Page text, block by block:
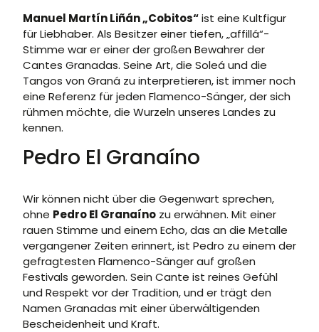
Manuel Martín Liñán „Cobitos“ist eine Kultfigur
für Liebhaber. Als Besitzer einer tiefen, „affillá“-
Stimme war er einer der großen Bewahrer der
Cantes Granadas. Seine Art, die Soleá und die
Tangos von Graná zu interpretieren, ist immer noch
eine Referenz für jeden Flamenco-Sänger, der sich
rühmen möchte, die Wurzeln unseres Landes zu
kennen.
Pedro El Granaíno
Wir können nicht über die Gegenwart sprechen,
ohne Pedro El Granaíno zu erwähnen. Mit einer
rauen Stimme und einem Echo, das an die Metalle
vergangener Zeiten erinnert, ist Pedro zu einem der
gefragtesten Flamenco-Sänger auf großen
Festivals geworden. Sein Cante ist reines Gefühl
und Respekt vor der Tradition, und er trägt den
Namen Granadas mit einer überwältigenden
Bescheidenheit und Kraft.